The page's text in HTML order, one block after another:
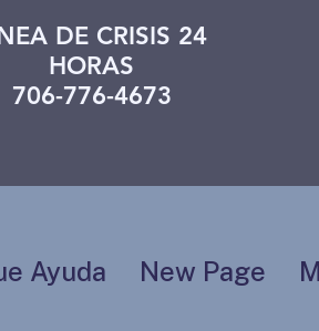
DE CRISIS 24
HORAS
706-776-4673
Ayuda New Page